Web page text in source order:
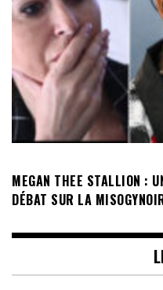
MEGAN THEE STALLION :
DÉBAT SUR LA